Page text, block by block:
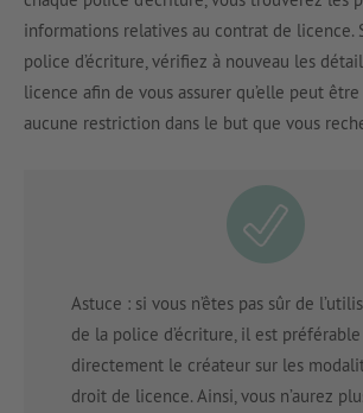
informations relatives au contrat de licence.
police d’écriture, vérifiez à nouveau les
licence afin de vous assurer qu’elle peut
aucune restriction dans le but que vous
Astuce : si vous n’êtes pas sûr de
de la police d’écriture, il est
directement le créateur sur les
droit de licence. Ainsi, vous n’aurez